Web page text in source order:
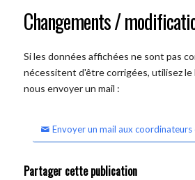
Changements /
Si les données affichées ne sont pas
nécessitent d'être corrigées, utilisez
nous envoyer un mail :
Envoyer un mail aux
Partager cette publication